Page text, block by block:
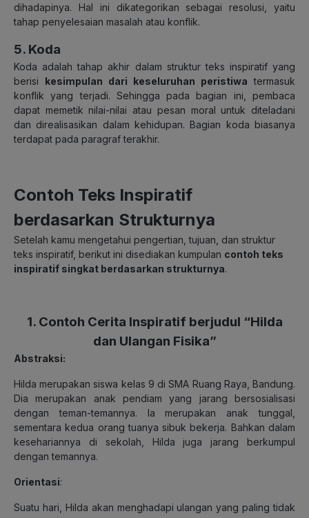
dihadapinya. Hal ini dikategorikan sebagai resolusi, yaitu
tahap penyelesaian masalah atau konflik.
5. Koda
Koda adalah tahap akhir dalam struktur teks inspiratif yang
berisi kesimpulan dari keseluruhan peristiwa termasuk
konflik yang terjadi. Sehingga pada bagian ini, pembaca
dapat memetik nilai-nilai atau pesan moral untuk diteladani
dan direalisasikan dalam kehidupan. Bagian koda biasanya
terdapat pada paragraf terakhir.
Contoh Teks Inspiratif
berdasarkan Strukturnya
Setelah kamu mengetahui pengertian, tujuan, dan struktur
teks inspiratif, berikut ini disediakan kumpulan contoh teks
inspiratif singkat berdasarkan strukturnya.
1. Contoh Cerita Inspiratif berjudul “Hilda
dan Ulangan Fisika”
Abstraksi:
Hilda merupakan siswa kelas 9 di SMA Ruang Raya, Bandung.
Dia merupakan anak pendiam yang jarang bersosialisasi
dengan teman-temannya. Ia merupakan anak tunggal,
sementara kedua orang tuanya sibuk bekerja. Bahkan dalam
kesehariannya di sekolah, Hilda juga jarang berkumpul
dengan temannya.
Orientasi:
Suatu hari, Hilda akan menghadapi ulangan yang paling tidak